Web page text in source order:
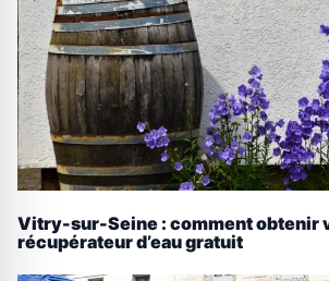
Vitry-sur-Seine : comment obtenir
récupérateur d’eau gratuit